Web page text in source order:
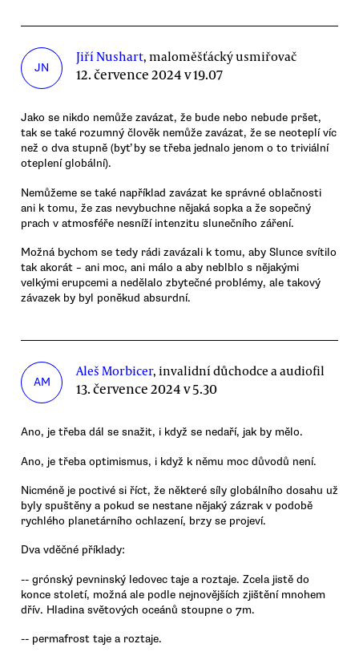
JN
Jiří Nushart, maloměšťácký usmiřovač
12. července 2024 v 19.07
Jako se nikdo nemůže zavázat, že bude nebo nebude pršet,
tak se také rozumný člověk nemůže zavázat, že se neoteplí víc
než o dva stupně (byť by se třeba jednalo jenom o to triviální
oteplení globální).
Nemůžeme se také například zavázat ke správné oblačnosti
ani k tomu, že zas nevybuchne nějaká sopka a že sopečný
prach v atmosféře nesníží intenzitu slunečního záření.
Možná bychom se tedy rádi zavázali k tomu, aby Slunce svítilo
tak akorát – ani moc, ani málo a aby neblblo s nějakými
velkými erupcemi a nedělalo zbytečné problémy, ale takový
závazek by byl poněkud absurdní.
AM
Aleš Morbicer, invalidní důchodce a audiofil
13. července 2024 v 5.30
Ano, je třeba dál se snažit, i když se nedaří, jak by mělo.
Ano, je třeba optimismus, i když k němu moc důvodů není.
Nicméně je poctivé si říct, že některé síly globálního dosahu už
byly spuštěny a pokud se nestane nějaký zázrak v podobě
rychlého planetárního ochlazení, brzy se projeví.
Dva vděčné příklady:
-- grónský pevninský ledovec taje a roztaje. Zcela jistě do
konce století, možná ale podle nejnovějších zjištění mnohem
dřív. Hladina světových oceánů stoupne o 7m.
-- permafrost taje a roztaje.